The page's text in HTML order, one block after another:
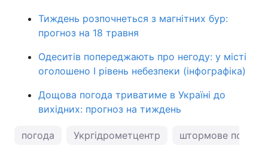
Тиждень розпочнеться з магнітних бур:
прогноз на 18 травня
Одеситів попереджають про негоду: у місті
оголошено І рівень небезпеки (інфографіка)
Дощова погода триватиме в Україні до
вихідних: прогноз на тиждень
погода Укргідрометцентр штормове